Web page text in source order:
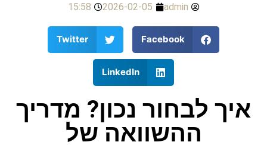
admin
2026-02-05
15:58
Facebook
Twitter
LinkedIn
איך לבחור נכון? מדריך
ההשוואה של